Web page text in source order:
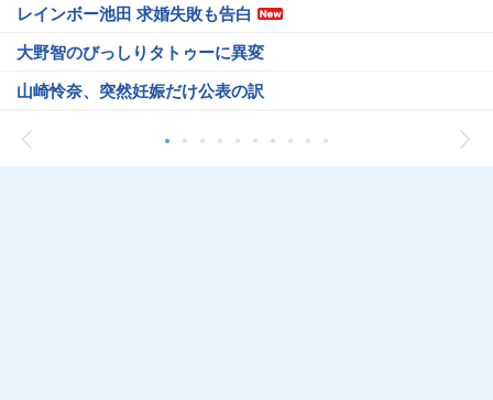
レインボー池田 求婚失敗も告白
大野智のびっしりタトゥーに異変
山崎怜奈、突然妊娠だけ公表の訳